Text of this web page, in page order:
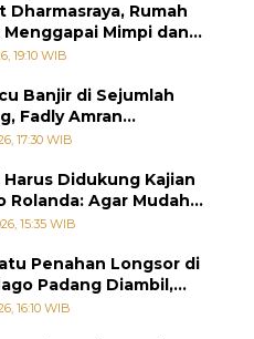
Dharmasraya, Rumah
Mimpi dan
Kemiskinan
19:10 WIB
Banjir di Sejumlah
Fadly Amran
Siaga
17:30 WIB
Harus Didukung Kajian
Rolanda: Agar Mudah
Kementerian
15:35 WIB
Penahan Longsor di
Padang Diambil,
Bencana Terulang
16:10 WIB